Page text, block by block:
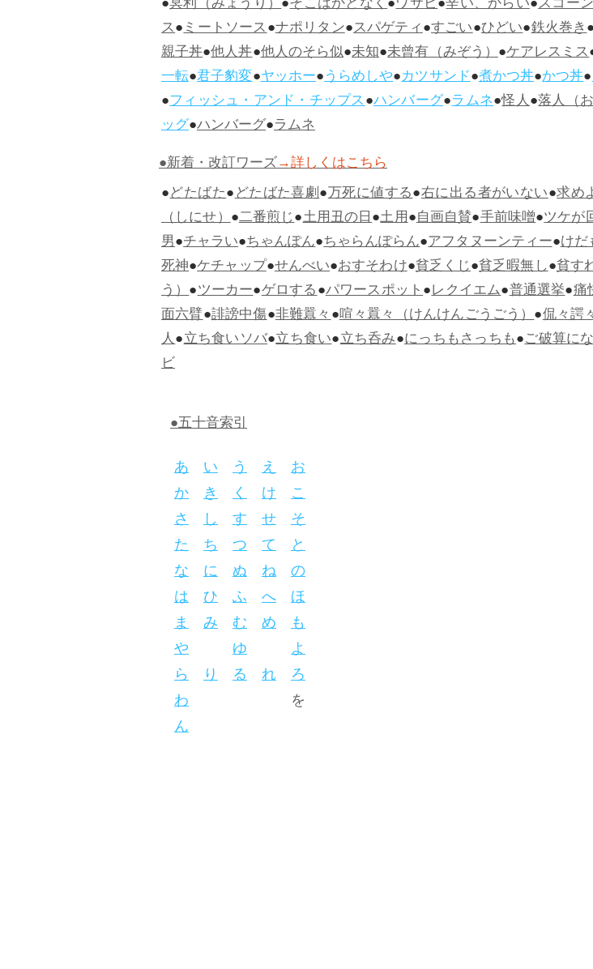
●冥利（みょうり）●そこはかとなく●ワサビ●辛い、からい●スコー
ス●ミートソース●ナポリタン●スパゲティ●すごい●ひどい●鉄火巻き
親子丼●他人丼●他人のそら似●未知●未曾有（みぞう）●ケアレスミス
一転●君子豹変●ヤッホー●うらめしや●カツサンド●煮かつ丼●かつ丼●
●フィッシュ・アンド・チップス●ハンバーグ●ラムネ●怪人●落人（
ッグ●ハンバーグ●ラムネ
●新着・改訂ワーズ→詳しくはこちら
●どたばた●どたばた喜劇●万死に値する●右に出る者がいない●求め
（しにせ）●二番煎じ●土用丑の日●土用●自画自賛●手前味噌●ツケが
男●チャラい●ちゃんぽん●ちゃらんぽらん●アフタヌーンティー●けだ
死神●ケチャップ●せんべい●おすそわけ●貧乏くじ●貧乏暇無し●貧す
う）●ツーカー●ゲロする●パワースポット●レクイエム●普通選挙●痛
面六臂●誹謗中傷●非難囂々●喧々囂々（けんけんごうごう）●侃々諤
人●立ち食いソバ●立ち食い●立ち呑み●にっちもさっちも●ご破算に
ビ
●五十音索引
あ い う え お
か き く け こ
さ し す せ そ
た ち つ て と
な に ぬ ね の
は ひ ふ へ ほ
ま み む め も
や
ゆ
よ
ら り る れ ろ
わ を
ん